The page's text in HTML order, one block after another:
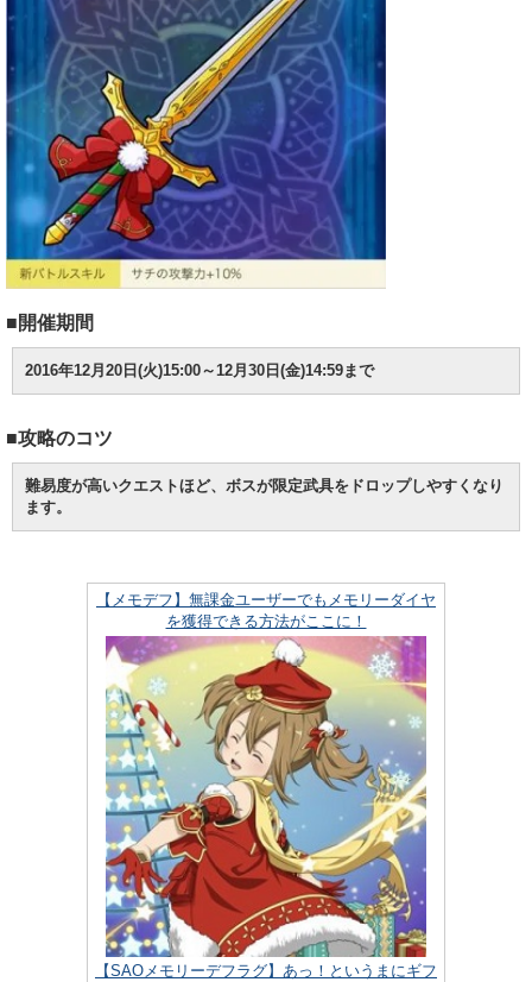
■開催期間
2016年12月20日(火)15:00～12月30日(金)14:59まで
■攻略のコツ
難易度が高いクエストほど、ボスが限定武具をドロップしやすくなり
ます。
【メモデフ】無課金ユーザーでもメモリーダイヤ
を獲得できる方法がここに！
【SAOメモリーデフラグ】あっ！というまにギフ